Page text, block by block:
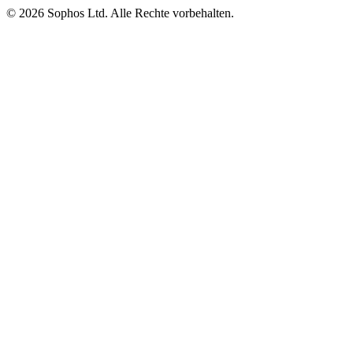
© 2026 Sophos Ltd. Alle Rechte vorbehalten.